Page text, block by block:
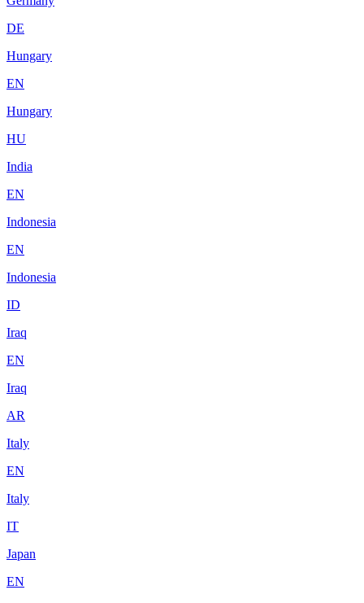
DE
Hungary
EN
Hungary
HU
India
EN
Indonesia
EN
Indonesia
ID
Iraq
EN
Iraq
AR
Italy
EN
Italy
IT
Japan
EN